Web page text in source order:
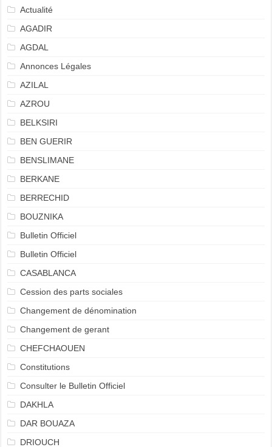
Actualité
AGADIR
AGDAL
Annonces Légales
AZILAL
AZROU
BELKSIRI
BEN GUERIR
BENSLIMANE
BERKANE
BERRECHID
BOUZNIKA
Bulletin Officiel
Bulletin Officiel
CASABLANCA
Cession des parts sociales
Changement de dénomination
Changement de gerant
CHEFCHAOUEN
Constitutions
Consulter le Bulletin Officiel
DAKHLA
DAR BOUAZA
DRIOUCH